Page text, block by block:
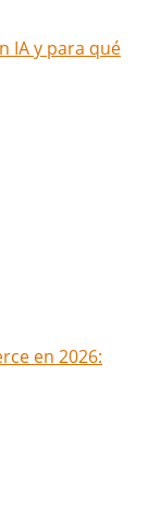
IA y para qué
en 2026: